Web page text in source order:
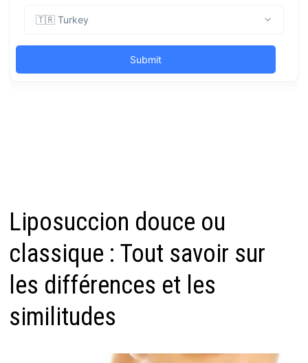
Liposuccion douce ou
classique : Tout savoir sur
les différences et les
similitudes